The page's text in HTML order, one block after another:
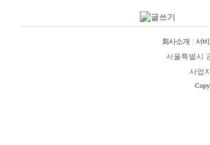
회사소개 서
서울특별시
사업